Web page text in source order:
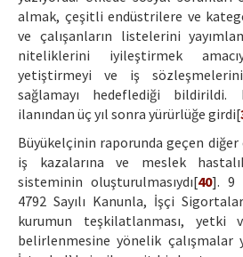
almak, çeşitli endüstrilere ve
ve çalışanların listelerini
niteliklerini iyileştirmek
yetiştirmeyi ve iş
sağlamayı hedeflediği bildirildi.
ilanından üç yıl sonra yürürlüğe girdi[
Büyükelçinin raporunda geçen
iş kazalarına ve meslek
sisteminin oluşturulmasıydı[40]. 9
4792 Sayılı Kanunla, İşçi
kurumun teşkilatlanması, yetki
belirlenmesine yönelik çalışmalar